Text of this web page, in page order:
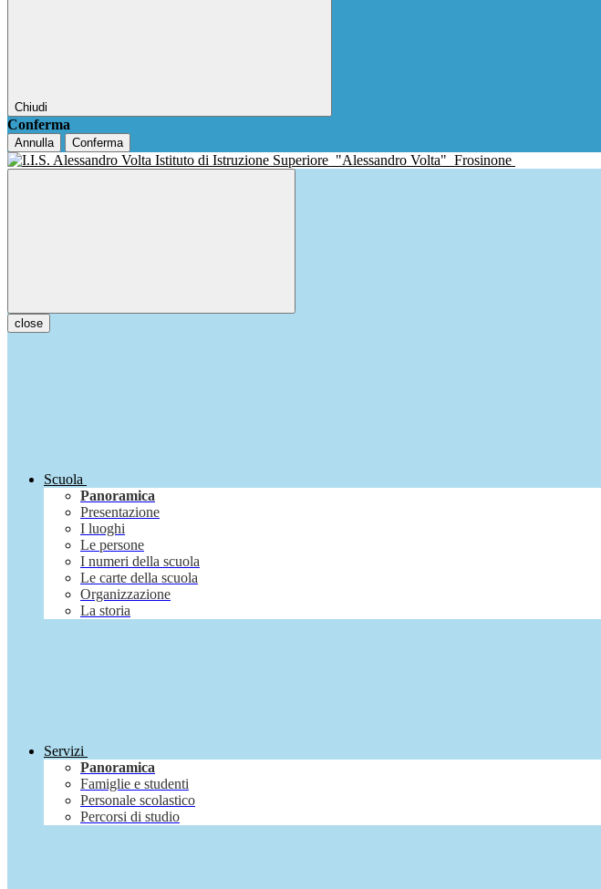
Chiudi
Conferma
Annulla Conferma
Istituto di Istruzione Superiore "Alessandro Volta" Frosinone
close
Scuola
Panoramica
Presentazione
I luoghi
Le persone
I numeri della scuola
Le carte della scuola
Organizzazione
La storia
Servizi
Panoramica
Famiglie e studenti
Personale scolastico
Percorsi di studio